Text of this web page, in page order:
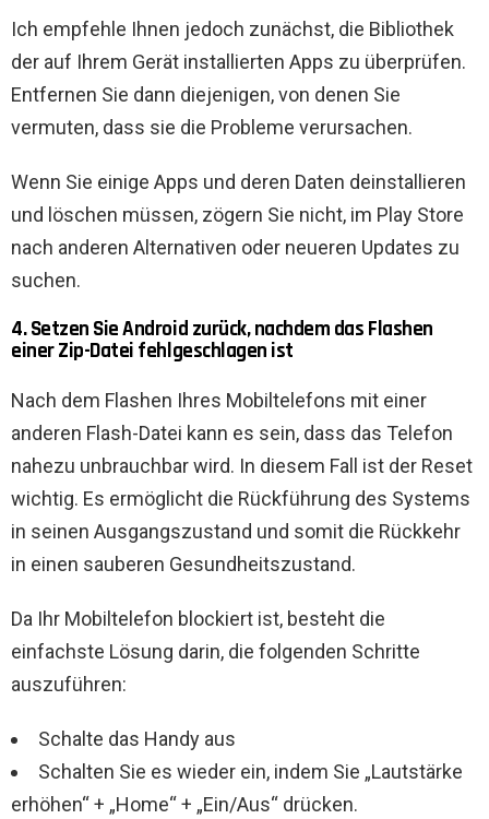
Ich empfehle Ihnen jedoch zunächst, die Bibliothek
der auf Ihrem Gerät installierten Apps zu überprüfen.
Entfernen Sie dann diejenigen, von denen Sie
vermuten, dass sie die Probleme verursachen.
Wenn Sie einige Apps und deren Daten deinstallieren
und löschen müssen, zögern Sie nicht, im Play Store
nach anderen Alternativen oder neueren Updates zu
suchen.
4. Setzen Sie Android zurück, nachdem das Flashen
einer Zip-Datei fehlgeschlagen ist
Nach dem Flashen Ihres Mobiltelefons mit einer
anderen Flash-Datei kann es sein, dass das Telefon
nahezu unbrauchbar wird. In diesem Fall ist der Reset
wichtig. Es ermöglicht die Rückführung des Systems
in seinen Ausgangszustand und somit die Rückkehr
in einen sauberen Gesundheitszustand.
Da Ihr Mobiltelefon blockiert ist, besteht die
einfachste Lösung darin, die folgenden Schritte
auszuführen:
Schalte das Handy aus
Schalten Sie es wieder ein, indem Sie „Lautstärke
erhöhen“ + „Home“ + „Ein/Aus“ drücken.